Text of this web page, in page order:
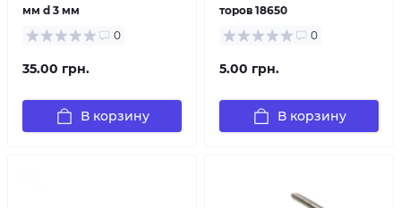
мм d 3 мм
0
35.00 грн.
В корзину
торов 18650
0
5.00 грн.
В корзину